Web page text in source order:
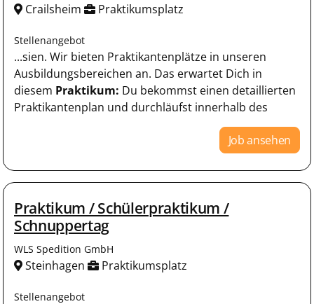
Crailsheim Praktikumsplatz
Stellenangebot
...sien. Wir bieten Praktikantenplätze in unseren
Ausbildungsbereichen an. Das erwartet Dich in
diesem Praktikum: Du bekommst einen detaillierten
Praktikantenplan und durchläufst innerhalb des
Job ansehen
Praktikum / Schülerpraktikum /
Schnuppertag
WLS Spedition GmbH
Steinhagen Praktikumsplatz
Stellenangebot